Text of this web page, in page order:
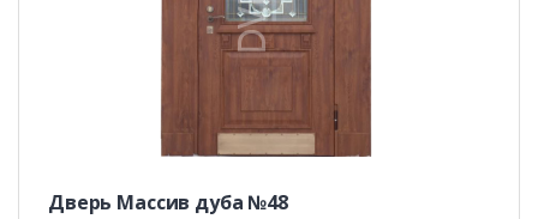
Дверь Массив дуба №48